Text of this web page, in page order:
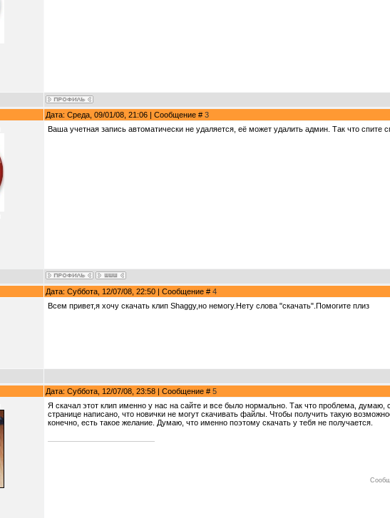
Дата: Среда, 09/01/08, 21:06 | Сообщение # 3
Ваша учетная запись автоматически не удаляется, её может удалить админ. Так что спите
Дата: Суббота, 12/07/08, 22:50 | Сообщение # 4
Всем привет,я хочу скачать клип Shaggy,но немогу.Нету слова "скачать".Помогите плиз
Дата: Суббота, 12/07/08, 23:58 | Сообщение # 5
Я скачал этот клип именно у нас на сайте и все было нормально. Так что проблема, думаю,
странице написано, что новички не могут скачивать файлы. Чтобы получить такую
конечно, есть такое желание. Думаю, что именно поэтому скачать у тебя не получается.